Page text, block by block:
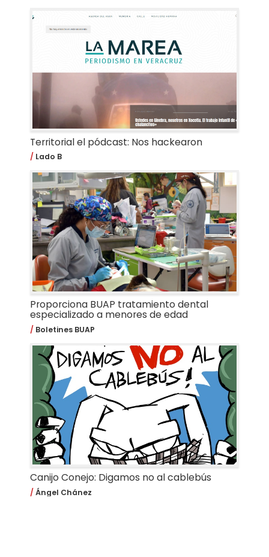
Territorial el pódcast: Nos hackearon
Lado B
Proporciona BUAP tratamiento dental
especializado a menores de edad
Boletines BUAP
Canijo Conejo: Digamos no al cablebús
Ángel Chánez